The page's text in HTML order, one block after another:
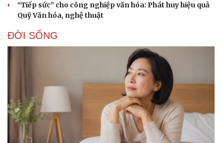
“Tiếp sức” cho công nghiệp văn hóa: Phát huy hiệu quả
Quỹ Văn hóa, nghệ thuật
ĐỜI SỐNG